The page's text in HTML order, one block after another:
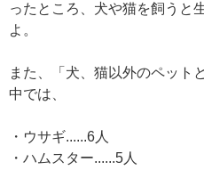
ったところ、犬や猫を飼うと
よ。
また、「犬、猫以外のペット
中では、
・ウサギ......6人
・ハムスター......5人